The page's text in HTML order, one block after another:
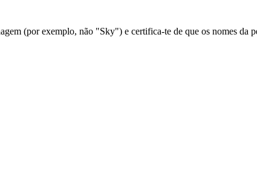
(por exemplo, não "Sky") e certifica-te de que os nomes da